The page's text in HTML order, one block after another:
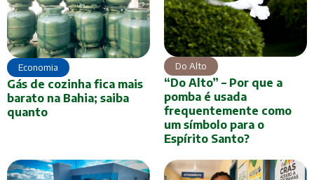
Economia
Gás de cozinha fica mais
barato na Bahia; saiba
quanto
Do Alto
“Do Alto” – Por que a
pomba é usada
frequentemente como
um símbolo para o
Espírito Santo?